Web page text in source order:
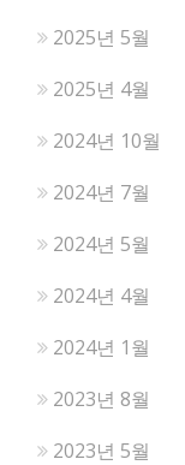
2025년 5월
2025년 4월
2024년 10월
2024년 7월
2024년 5월
2024년 4월
2024년 1월
2023년 8월
2023년 5월